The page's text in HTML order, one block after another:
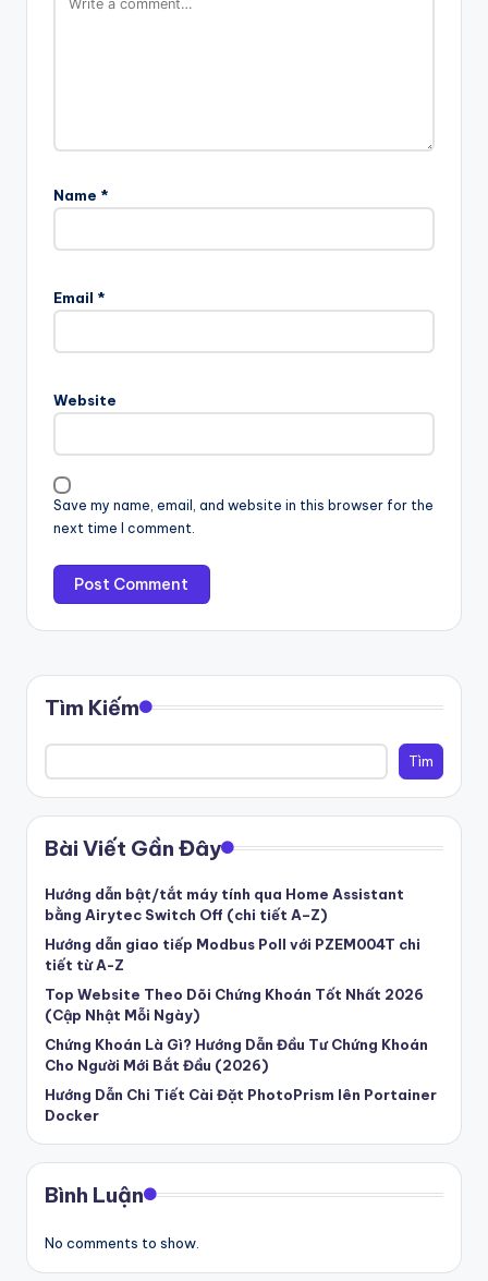
Name *
Email *
Website
Save my name, email, and website in this browser for the
next time I comment.
Tìm Kiếm
Tìm
Bài Viết Gần Đây
Hướng dẫn bật/tắt máy tính qua Home Assistant
bằng Airytec Switch Off (chi tiết A–Z)
Hướng dẫn giao tiếp Modbus Poll với PZEM004T chi
tiết từ A-Z
Top Website Theo Dõi Chứng Khoán Tốt Nhất 2026
(Cập Nhật Mỗi Ngày)
Chứng Khoán Là Gì? Hướng Dẫn Đầu Tư Chứng Khoán
Cho Người Mới Bắt Đầu (2026)
Hướng Dẫn Chi Tiết Cài Đặt PhotoPrism lên Portainer
Docker
Bình Luận
No comments to show.